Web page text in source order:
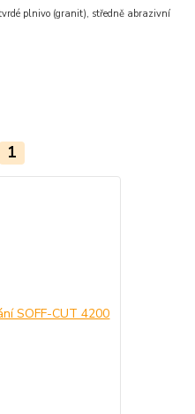
plnivo (granit), středně abrazivní
1